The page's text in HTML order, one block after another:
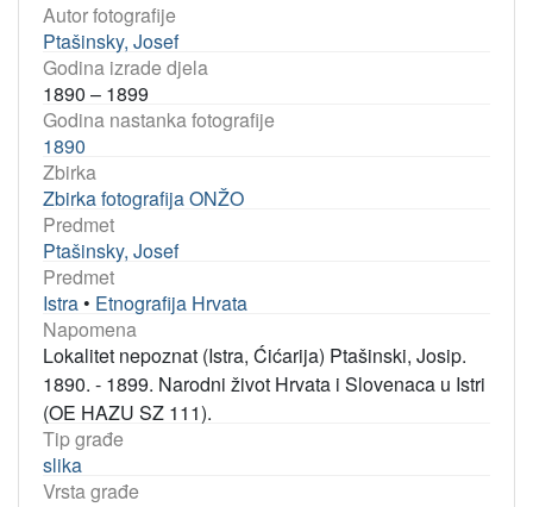
Autor fotografije
Ptašinsky, Josef
Godina izrade djela
1890 – 1899
Godina nastanka fotografije
1890
Zbirka
Zbirka fotografija ONŽO
Predmet
Ptašinsky, Josef
Predmet
Istra • Etnografija Hrvata
Napomena
Lokalitet nepoznat (Istra, Ćićarija) Ptašinski, Josip.
1890. - 1899. Narodni život Hrvata i Slovenaca u Istri
(OE HAZU SZ 111).
Tip građe
slika
Vrsta građe